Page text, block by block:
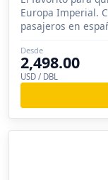
Europa Imperial.
pasajeros en
Desde
2,498.00
USD / DBL